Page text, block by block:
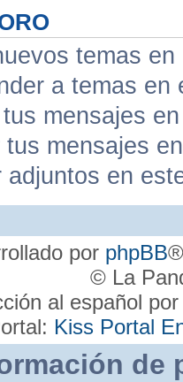
temas
a temas en
mensajes
tus mensajes
adjuntos en
por phpBB
© La
al español
Kiss Portal
de